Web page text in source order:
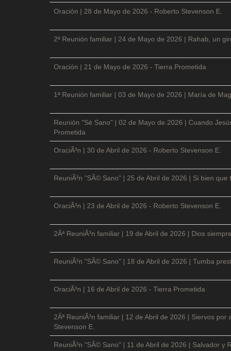
Oración | 28 de Mayo de 2026 - Roberto Stevenson E.
2ª Reunión familiar | 24 de Mayo de 2026 | Rahab, un
Oración | 21 de Mayo de 2026 - Tierra Prometida
1ª Reunión familiar | 03 de Mayo de 2026 | María de
Reunión "Sé Sano" | 02 de Mayo de 2026 | Cuando
Prometida
OraciÃ³n | 30 de Abril de 2026 - Roberto Stevenson E.
ReuniÃ³n "SÃ© Sano" | 25 de Abril de 2026 | Si bien
OraciÃ³n | 23 de Abril de 2026 - Roberto Stevenson E.
2Âª ReuniÃ³n familiar | 19 de Abril de 2026 | Dios
ReuniÃ³n "SÃ© Sano" | 18 de Abril de 2026 | Tumba
OraciÃ³n | 16 de Abril de 2026 - Tierra Prometida
2Âª ReuniÃ³n familiar | 12 de Abril de 2026 | Siervos
Stevenson E.
ReuniÃ³n "SÃ© Sano" | 11 de Abril de 2026 | Salvador y